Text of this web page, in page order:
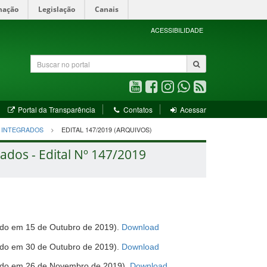
Legislação Canais
ACESSIBILIDADE
Buscar
no
Youtube
(abre
em
nova
janela)
Facebook
(abre
em
janela)
Instagram
(abre
em
janela)
WhatsApp
(abre
em
janela)
RSS
(abre
janela)
Portal da Transparência
em
nova
janela)
Contatos Acessar
EDITAL 147/2019 (ARQUIVOS)
- Edital Nº 147/2019
em 15 de Outubro de 2019). Download
em 30 de Outubro de 2019). Download